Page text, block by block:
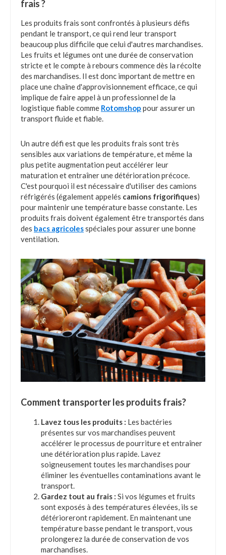
frais ?
Les produits frais sont confrontés à plusieurs défis
pendant le transport, ce qui rend leur transport
beaucoup plus difficile que celui d'autres marchandises.
Les fruits et légumes ont une durée de conservation
stricte et le compte à rebours commence dès la récolte
des marchandises. Il est donc important de mettre en
place une chaîne d'approvisionnement efficace, ce qui
implique de faire appel à un professionnel de la
logistique fiable comme Rotomshop pour assurer un
transport fluide et fiable.
Un autre défi est que les produits frais sont très
sensibles aux variations de température, et même la
plus petite augmentation peut accélérer leur
maturation et entraîner une détérioration précoce.
C'est pourquoi il est nécessaire d'utiliser des camions
réfrigérés (également appelés camions frigorifiques)
pour maintenir une température basse constante. Les
produits frais doivent également être transportés dans
des bacs agricolesspéciales pour assurer une bonne
ventilation.
Comment transporter les produits frais?
Lavez tous les produits : Les bactéries
présentes sur vos marchandises peuvent
accélérer le processus de pourriture et entraîner
une détérioration plus rapide. Lavez
soigneusement toutes les marchandises pour
éliminer les éventuelles contaminations avant le
transport.
Gardez tout au frais : Si vos légumes et fruits
sont exposés à des températures élevées, ils se
détérioreront rapidement. En maintenant une
température basse pendant le transport, vous
prolongerez la durée de conservation de vos
marchandises.